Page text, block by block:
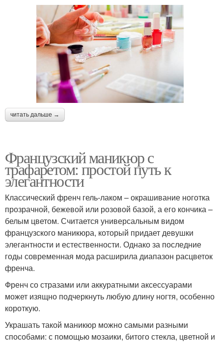
читать дальше →
Французский маникюр с
трафаретом: простой путь к
элегантности
Классический френч гель-лаком – окрашивание ноготка
прозрачной, бежевой или розовой базой, а его кончика –
белым цветом. Считается универсальным видом
французского маникюра, который придает девушки
элегантности и естественности. Однако за последние
годы современная мода расширила диапазон расцветок
френча.
Френч со стразами или аккуратными аксессуарами
может изящно подчеркнуть любую длину ногтя, особенно
короткую.
Украшать такой маникюр можно самыми разными
способами: с помощью мозаики, битого стекла, цветной и